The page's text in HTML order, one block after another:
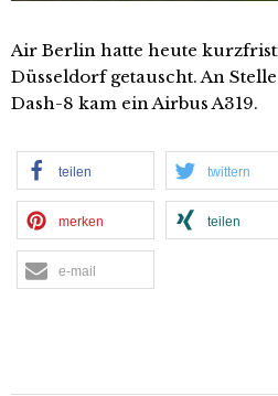
Air Berlin hatte heute
Düsseldorf getauscht. An
Dash-8 kam ein Airbus A319.
teilen twittern
merken teilen
e-mail